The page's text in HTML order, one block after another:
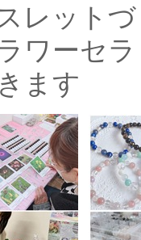
レット
ワーセ
ます